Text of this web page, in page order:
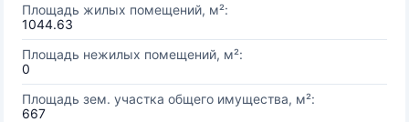
Площадь жилых помещений, м²:
1044.63
Площадь нежилых помещений, м²:
0
Площадь зем. участка общего имущества, м²:
667